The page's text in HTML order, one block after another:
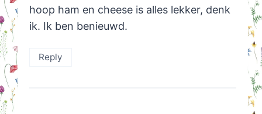
hoop ham en cheese is alles lekker, denk
ik. Ik ben benieuwd.
Reply